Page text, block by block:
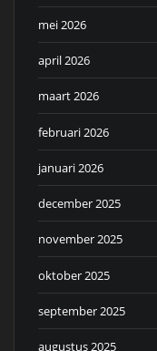
mei 2026
april 2026
maart 2026
februari 2026
januari 2026
december 2025
november 2025
oktober 2025
september 2025
augustus 2025